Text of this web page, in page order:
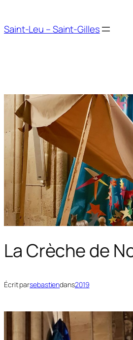
contenu
Saint-Leu – Saint-Gilles
La Crèche de
Écrit parsebastiendans2019